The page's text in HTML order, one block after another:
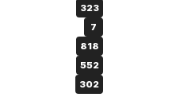
323
7
818
552
302